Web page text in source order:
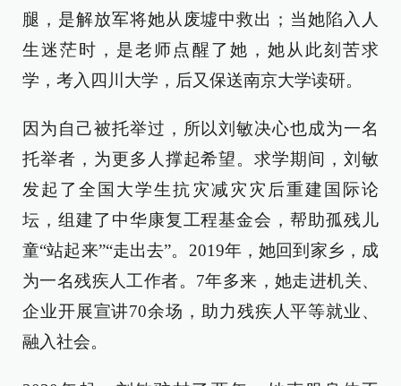
腿，是解放军将她从废墟中救出；当她陷入人
生迷茫时，是老师点醒了她，她从此刻苦求
学，考入四川大学，后又保送南京大学读研。
因为自己被托举过，所以刘敏决心也成为一名
托举者，为更多人撑起希望。求学期间，刘敏
发起了全国大学生抗灾减灾灾后重建国际论
坛，组建了中华康复工程基金会，帮助孤残儿
童“站起来”“走出去”。2019年，她回到家乡，成
为一名残疾人工作者。7年多来，她走进机关、
企业开展宣讲70余场，助力残疾人平等就业、
融入社会。